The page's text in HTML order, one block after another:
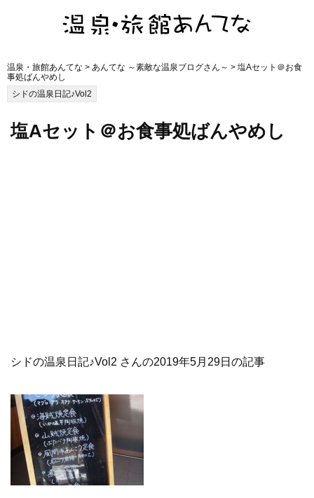
温泉・旅館あんてな > あんてな ～素敵な温泉ブログさん～ > 塩Aセット＠お食
事処ばんやめし
シドの温泉日記♪Vol2
塩Aセット＠お食事処ばんやめし
シドの温泉日記♪Vol2 さんの2019年5月29日の記事